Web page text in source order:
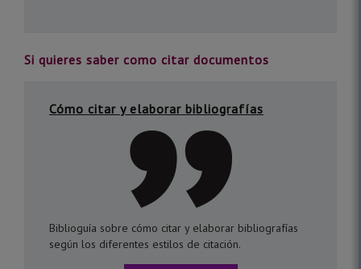
Si quieres saber como citar documentos
Cómo citar y elaborar bibliografías
Biblioguía sobre cómo citar y elaborar bibliografías
según los diferentes estilos de citación.